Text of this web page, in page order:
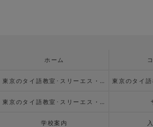
ホーム
東京のタイ語教室･スリーエス・エデュケーションの口コミ情報
東京のタイ語教室･スリーエス・エデュケーションのお客様の声
学校案内